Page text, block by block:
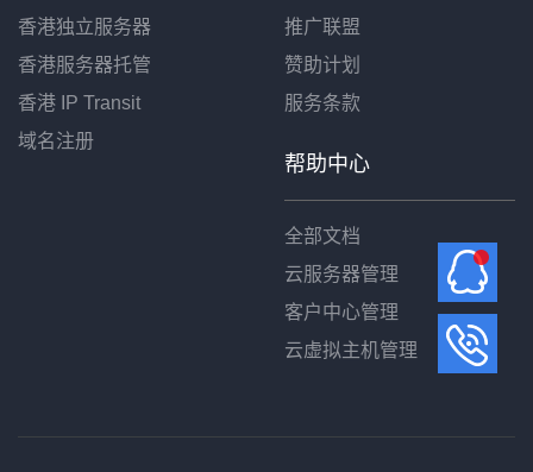
香港独立服务器
香港服务器托管
香港 IP Transit
域名注册
推广联盟
赞助计划
服务条款
帮助中心
全部文档
云服务器管理
客户中心管理
云虚拟主机管理